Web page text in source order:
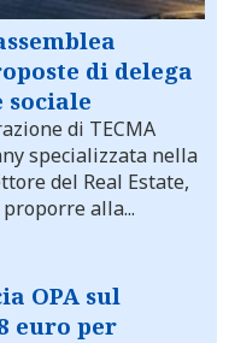
di delega
di TECMA
specializzata nella
del Real Estate,
alla...
OPA sul
euro per